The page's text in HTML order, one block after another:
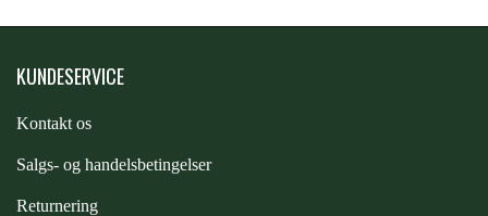
PREMIER EQUINE PADS
PREMIER EQUINE BENBESKYTTELSE
HEVARI
KÄLLQUIST EQUESTIAN
KUNDESERVICE
Kontakt os
Salgs- og handelsbetingelser
Returnering